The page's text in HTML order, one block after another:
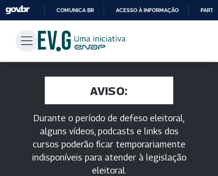
PARA
CONTEÚDO
COMUNICA BR ACESSO À INFORMAÇÃO
AVISO:
Durante o período de defeso eleitoral,
alguns vídeos, podcasts e links dos
cursos poderão ficar temporariamente
indisponíveis para atender à legislação
eleitoral.